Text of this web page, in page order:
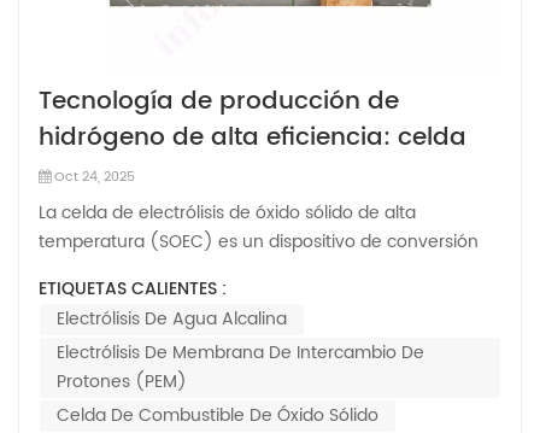
Tecnología de producción de
hidrógeno de alta eficiencia: celda
electrolítica de óxido sólido de alta
temperatura
Oct 24, 2025
La celda de electrólisis de óxido sólido de alta
temperatura (SOEC) es un dispositivo de conversión
Mediante la introducción de diferentes materias
primas, puede producir diversos productos, lo que
permite el desarrollo de sintetizadores electroquím...
ETIQUETAS CALIENTES :
Electrólisis De Agua Alcalina
Electrólisis De Membrana De Intercambio De
Protones (PEM)
Celda De Combustible De Óxido Sólido